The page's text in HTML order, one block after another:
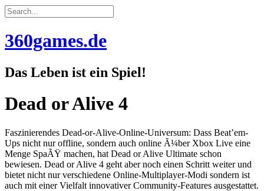
Search
for:
360games.de
Das Leben ist ein Spiel!
Dead or Alive 4
Faszinierendes Dead-or-Alive-Online-Universum: Dass Beat’em-
Ups nicht nur offline, sondern auch online Ã¼ber Xbox Live eine
Menge SpaÃŸ machen, hat Dead or Alive Ultimate schon
bewiesen. Dead or Alive 4 geht aber noch einen Schritt weiter und
bietet nicht nur verschiedene Online-Multiplayer-Modi sondern ist
auch mit einer Vielfalt innovativer Community-Features ausgestattet.